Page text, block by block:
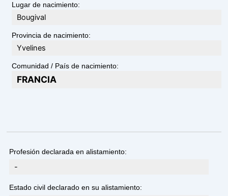
Lugar de nacimiento:
Bougival
Provincia de nacimiento:
Yvelines
Comunidad / País de nacimiento:
FRANCIA
Profesión declarada en alistamiento:
-
Estado civil declarado en su alistamiento: